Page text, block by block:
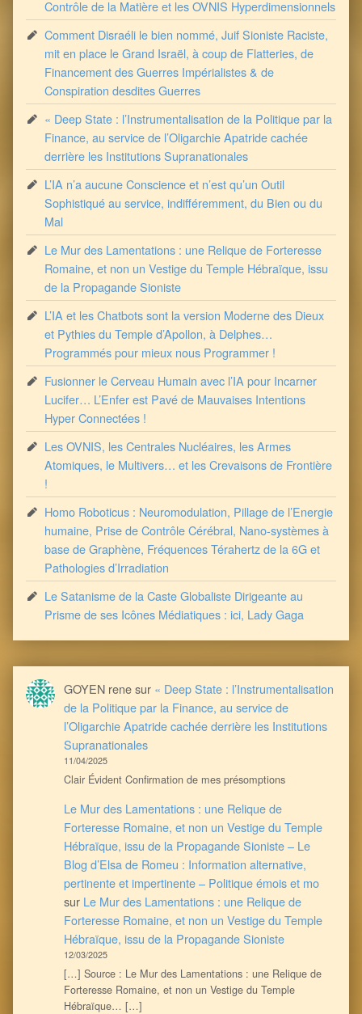
Contrôle de la Matière et les OVNIS Hyperdimensionnels
Comment Disraéli le bien nommé, Juif Sioniste Raciste,
mit en place le Grand Israël, à coup de Flatteries, de
Financement des Guerres Impérialistes & de
Conspiration desdites Guerres
« Deep State : l’Instrumentalisation de la Politique par la
Finance, au service de l’Oligarchie Apatride cachée
derrière les Institutions Supranationales
L’IA n’a aucune Conscience et n’est qu’un Outil
Sophistiqué au service, indifféremment, du Bien ou du
Mal
Le Mur des Lamentations : une Relique de Forteresse
Romaine, et non un Vestige du Temple Hébraïque, issu
de la Propagande Sioniste
L’IA et les Chatbots sont la version Moderne des Dieux
et Pythies du Temple d’Apollon, à Delphes…
Programmés pour mieux nous Programmer !
Fusionner le Cerveau Humain avec l’IA pour Incarner
Lucifer… L’Enfer est Pavé de Mauvaises Intentions
Hyper Connectées !
Les OVNIS, les Centrales Nucléaires, les Armes
Atomiques, le Multivers… et les Crevaisons de Frontière
!
Homo Roboticus : Neuromodulation, Pillage de l’Energie
humaine, Prise de Contrôle Cérébral, Nano-systèmes à
base de Graphène, Fréquences Térahertz de la 6G et
Pathologies d’Irradiation
Le Satanisme de la Caste Globaliste Dirigeante au
Prisme de ses Icônes Médiatiques : ici, Lady Gaga
GOYEN renesur « Deep State : l’Instrumentalisation
de la Politique par la Finance, au service de
l’Oligarchie Apatride cachée derrière les Institutions
Supranationales
11/04/2025
Clair Évident Confirmation de mes présomptions
Le Mur des Lamentations : une Relique de
Forteresse Romaine, et non un Vestige du Temple
Hébraïque, issu de la Propagande Sioniste – Le
Blog d’Elsa de Romeu : Information alternative,
pertinente et impertinente – Politique émois et mo
sur Le Mur des Lamentations : une Relique de
Forteresse Romaine, et non un Vestige du Temple
Hébraïque, issu de la Propagande Sioniste
12/03/2025
[…] Source : Le Mur des Lamentations : une Relique de
Forteresse Romaine, et non un Vestige du Temple
Hébraïque… […]